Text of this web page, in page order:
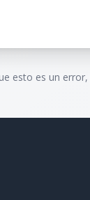
esto es un